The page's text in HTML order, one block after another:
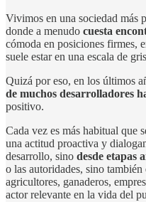
Vivimos en una sociedad más
donde a menudo cuesta
cómoda en posiciones firmes,
suele estar en una escala de
Quizá por eso, en los últimos
de muchos desarrolladores
positivo.
Cada vez es más habitual que
una actitud proactiva y
desarrollo, sino desde etapas
o las autoridades, sino
agricultores, ganaderos,
actor relevante en la vida del